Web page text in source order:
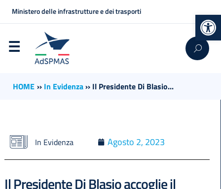
Ministero delle infrastrutture e dei trasporti
HOME ›› In Evidenza›› Il Presidente Di Blasio...
In Evidenza Agosto 2, 2023
Il Presidente Di Blasio accoglie il